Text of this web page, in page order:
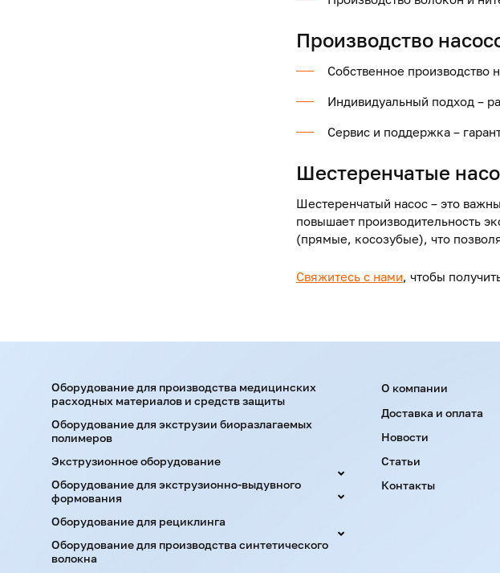
Производство
Собственное производство
Индивидуальный подход –
Сервис и поддержка –
Шестеренчатые
Шестеренчатый насос – это
повышает производительность
(прямые, косозубые), что
Свяжитесь с нами, чтобы
Оборудование для производства медицинских
расходных материалов и средств защиты
Оборудование для экструзии биоразлагаемых
полимеров
Экструзионное оборудование
Оборудование для экструзионно-выдувного
формования
Оборудование для рециклинга
Оборудование для производства синтетического
волокна
Menu footer
О компании
Доставка и оплата
Новости
Статьи
Контакты